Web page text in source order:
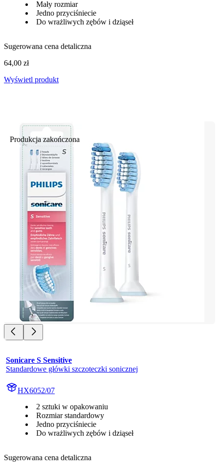
Mały rozmiar
Jedno przyciśniecie
Do wrażliwych zębów i dziąseł
Sugerowana cena detaliczna
64,00 zł
Wyświetl produkt
Produkcja zakończona
Sonicare S Sensitive
Standardowe główki szczoteczki sonicznej
HX6052/07
2 sztuki w opakowaniu
Rozmiar standardowy
Jedno przyciśniecie
Do wrażliwych zębów i dziąseł
Sugerowana cena detaliczna